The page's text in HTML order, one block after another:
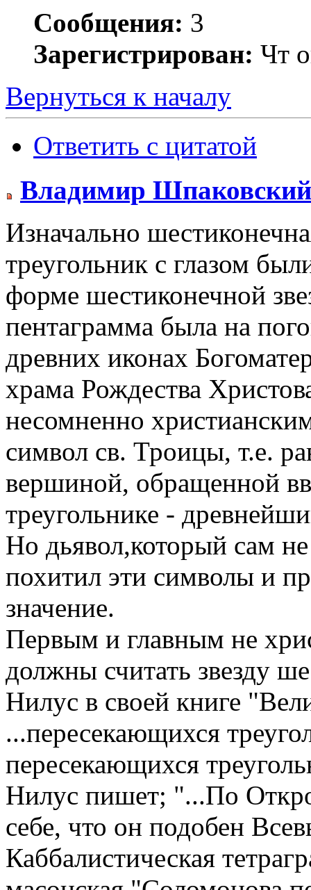
Сообщения: 3
Зарегистрирован: Чт
Вернуться к началу
Ответить с цитатой
Владимир Шпаковский
Изначально
треугольник с глазом
форме шестиконечной
пентаграмма была на
древних иконах
храма Рождества
несомненно
символ св. Троицы, т.е.
вершиной, обращенной
треугольнике -
Но дьявол,который сам
похитил эти символы и
значение.
Первым и главным не
должны считать звезду
Нилус в своей книге
...пересекающихся
пересекающихся
Нилус пишет; "...По
себе, что он подобен
Каббалистическая